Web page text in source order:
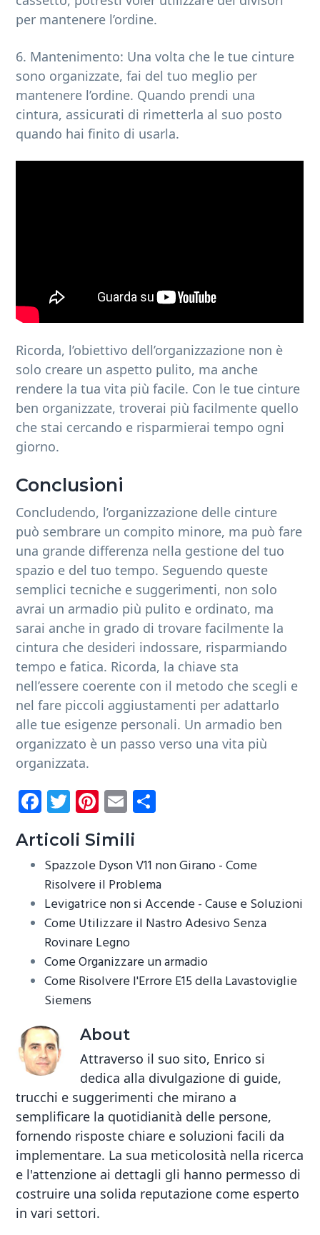
per mantenere l’ordine.
6. Mantenimento: Una volta che le tue cinture
sono organizzate, fai del tuo meglio per
mantenere l’ordine. Quando prendi una
cintura, assicurati di rimetterla al suo posto
quando hai finito di usarla.
Ricorda, l’obiettivo dell’organizzazione non è
solo creare un aspetto pulito, ma anche
rendere la tua vita più facile. Con le tue cinture
ben organizzate, troverai più facilmente quello
che stai cercando e risparmierai tempo ogni
giorno.
Conclusioni
Concludendo, l’organizzazione delle cinture
può sembrare un compito minore, ma può fare
una grande differenza nella gestione del tuo
spazio e del tuo tempo. Seguendo queste
semplici tecniche e suggerimenti, non solo
avrai un armadio più pulito e ordinato, ma
sarai anche in grado di trovare facilmente la
cintura che desideri indossare, risparmiando
tempo e fatica. Ricorda, la chiave sta
nell’essere coerente con il metodo che scegli e
nel fare piccoli aggiustamenti per adattarlo
alle tue esigenze personali. Un armadio ben
organizzato è un passo verso una vita più
organizzata.
Fa
ce
b
o
ok
T
wi
tt
er
Pi
nt
er
es
t
E
m
ail
di
vi
di
Articoli Simili
Spazzole Dyson V11 non Girano - Come
Risolvere il Problema
Levigatrice non si Accende - Cause e Soluzioni​
Come Utilizzare il Nastro Adesivo Senza
Rovinare Legno
Come Organizzare un armadio
Come Risolvere l'Errore E15 della Lavastoviglie
Siemens​
About
Attraverso il suo sito, Enrico si
dedica alla divulgazione di guide,
trucchi e suggerimenti che mirano a
semplificare la quotidianità delle persone,
fornendo risposte chiare e soluzioni facili da
implementare. La sua meticolosità nella ricerca
e l'attenzione ai dettagli gli hanno permesso di
costruire una solida reputazione come esperto
in vari settori.